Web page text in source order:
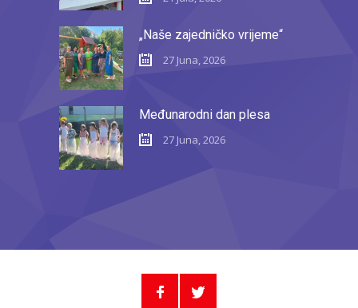
„Naše zajedničko vrijeme“
27 Juna, 2026
Međunarodni dan plesa
27 Juna, 2026